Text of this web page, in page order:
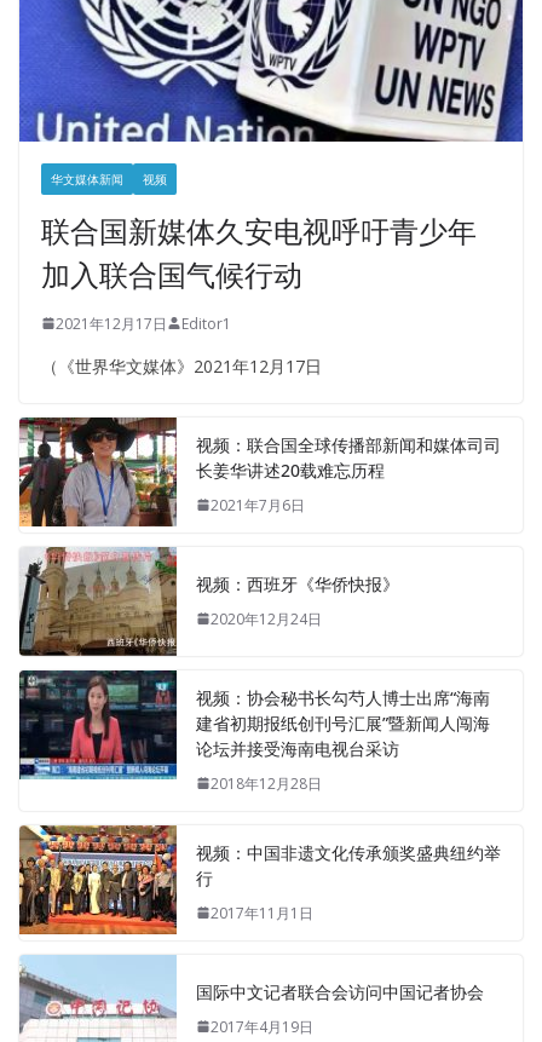
华文媒体新闻 视频
联合国新媒体久安电视呼吁青少年
加入联合国气候行动
2021年12月17日 Editor1
（《世界华文媒体》2021年12月17日
视频：联合国全球传播部新闻和媒体司司
长姜华讲述20载难忘历程
2021年7月6日
视频：西班牙《华侨快报》
2020年12月24日
视频：协会秘书长勾芍人博士出席“海南
建省初期报纸创刊号汇展”暨新闻人闯海
论坛并接受海南电视台采访
2018年12月28日
视频：中国非遗文化传承颁奖盛典纽约举
行
2017年11月1日
国际中文记者联合会访问中国记者协会
2017年4月19日